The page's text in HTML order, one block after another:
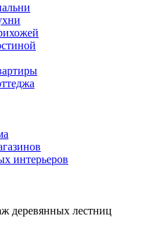
интерьеров
деревянных лестниц